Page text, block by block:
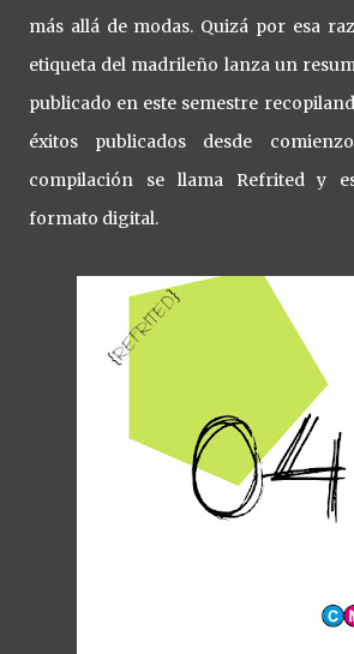
más allá de modas. Quizá por esa
etiqueta del madrileño lanza un
publicado en este semestre
éxitos publicados desde
compilación se llama Refrited y
formato digital.